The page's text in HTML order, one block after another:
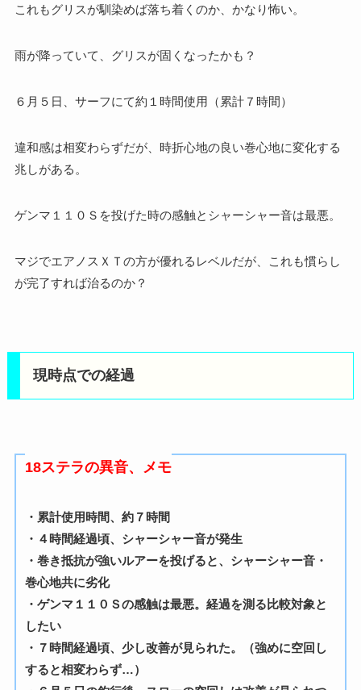
これもグリスが馴染めば落ち着くのか、かなり怖い。
雨が降っていて、グリスが固くなったかも？
６月５日、サーフにて約１時間使用（累計７時間）
違和感は相変わらずだが、時折心地の良い巻心地に変化する
兆しがある。
ゲンマ１１０Ｓを投げた時の感触とシャーシャー音は最悪。
マジでエアノスＸＴの方が優れるレベルだが、これも慣らし
が完了すれば治るのか？
現時点での経過
18ステラの異音、メモ
・累計使用時間、約７時間
・４時間経過頃、シャーシャー音が発生
・巻き抵抗が強いルアーを投げると、シャーシャー音・
巻心地共に劣化
・ゲンマ１１０Ｓの感触は最悪。経過を測る比較対象と
したい
・７時間経過頃、少し改善が見られた。（強めに空回し
すると相変わらず…）